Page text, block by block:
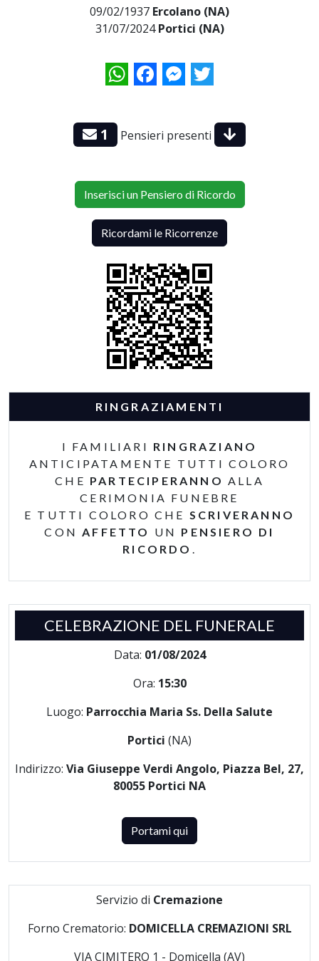
09/02/1937 Ercolano (NA)
31/07/2024Portici (NA)
WhatsAppFacebookMessenger
Twitter
1 Pensieri presenti
Inserisci un Pensiero di Ricordo
Ricordami le Ricorrenze
RINGRAZIAMENTI
I FAMILIARI RINGRAZIANO
ANTICIPATAMENTE TUTTI COLORO
CHE PARTECIPERANNO ALLA
CERIMONIA FUNEBRE
E TUTTI COLORO CHE SCRIVERANNO
CONAFFETTO UN PENSIERO DI
RICORDO .
CELEBRAZIONE DEL FUNERALE
Data: 01/08/2024
Ora: 15:30
Luogo: Parrocchia Maria Ss. Della Salute
Portici (NA)
Indirizzo: Via Giuseppe Verdi Angolo, Piazza Bel, 27,
80055 Portici NA
Portami qui
Servizio di Cremazione
Forno Crematorio: DOMICELLA CREMAZIONI SRL
VIA CIMITERO 1 - Domicella (AV)